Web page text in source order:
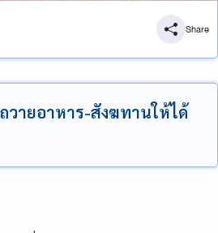
Share
ายอาหาร-สังฆทานให้ได้